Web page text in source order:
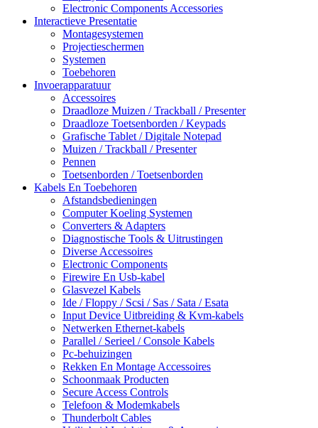
Electronic Components Accessories
Interactieve Presentatie
Montagesystemen
Projectieschermen
Systemen
Toebehoren
Invoerapparatuur
Accessoires
Draadloze Muizen / Trackball / Presenter
Draadloze Toetsenborden / Keypads
Grafische Tablet / Digitale Notepad
Muizen / Trackball / Presenter
Pennen
Toetsenborden / Toetsenborden
Kabels En Toebehoren
Afstandsbedieningen
Computer Koeling Systemen
Converters & Adapters
Diagnostische Tools & Uitrustingen
Diverse Accessoires
Electronic Components
Firewire En Usb-kabel
Glasvezel Kabels
Ide / Floppy / Scsi / Sas / Sata / Esata
Input Device Uitbreiding & Kvm-kabels
Netwerken Ethernet-kabels
Parallel / Serieel / Console Kabels
Pc-behuizingen
Rekken En Montage Accessoires
Schoonmaak Producten
Secure Access Controls
Telefoon & Modemkabels
Thunderbolt Cables